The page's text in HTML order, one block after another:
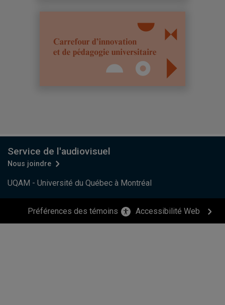
UQAM - Université du Québec à Montréal
Service de l'audiovisuel
Nous joindre
Préférences des témoins Accessibilité Web